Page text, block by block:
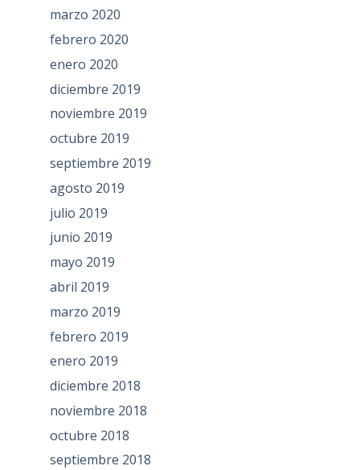
marzo 2020
febrero 2020
enero 2020
diciembre 2019
noviembre 2019
octubre 2019
septiembre 2019
agosto 2019
julio 2019
junio 2019
mayo 2019
abril 2019
marzo 2019
febrero 2019
enero 2019
diciembre 2018
noviembre 2018
octubre 2018
septiembre 2018